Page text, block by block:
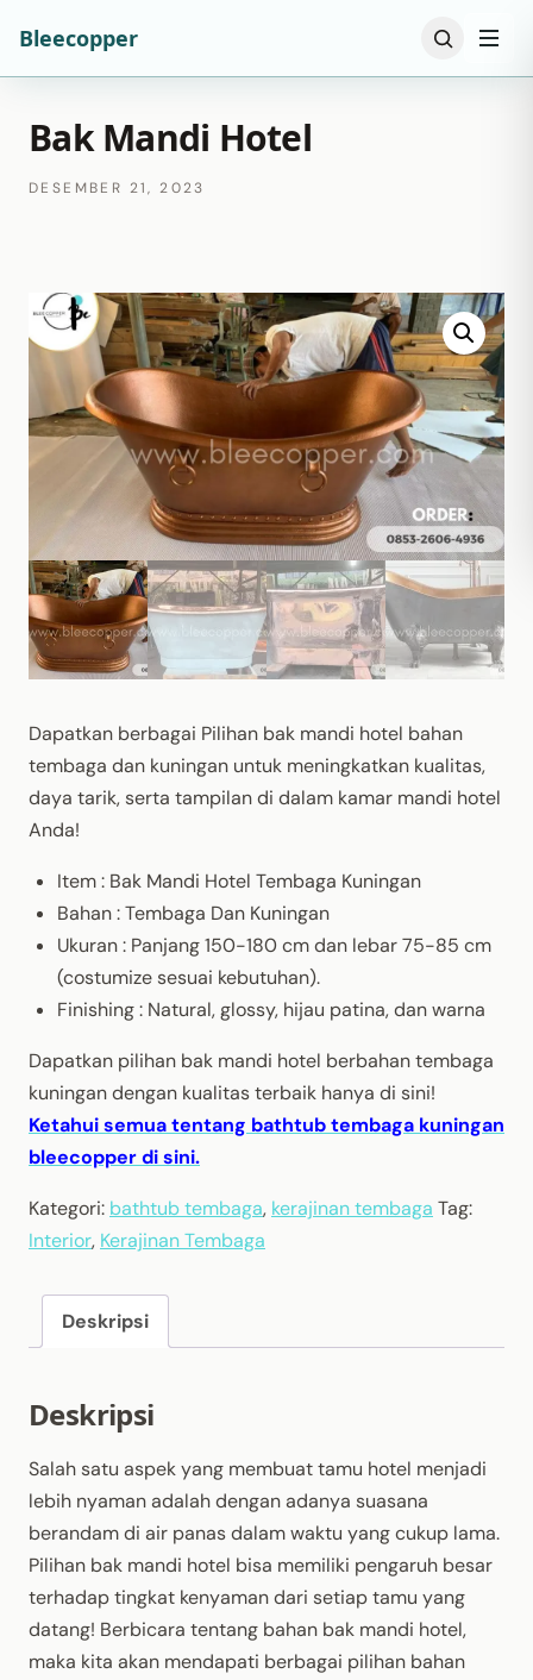
Bleecopper
Bak Mandi Hotel
DESEMBER 21, 2023
Dapatkan berbagai Pilihan bak mandi hotel bahan
tembaga dan kuningan untuk meningkatkan kualitas,
daya tarik, serta tampilan di dalam kamar mandi hotel
Anda!
Item : Bak Mandi Hotel Tembaga Kuningan
Bahan : Tembaga Dan Kuningan
Ukuran : Panjang 150-180 cm dan lebar 75-85 cm
(costumize sesuai kebutuhan).
Finishing : Natural, glossy, hijau patina, dan warna
Dapatkan pilihan bak mandi hotel berbahan tembaga
kuningan dengan kualitas terbaik hanya di sini!
Ketahui semua tentang bathtub tembaga kuningan
bleecopper di sini.
Kategori: bathtub tembaga, kerajinan tembaga Tag:
Interior, Kerajinan Tembaga
Deskripsi
Deskripsi
Salah satu aspek yang membuat tamu hotel menjadi
lebih nyaman adalah dengan adanya suasana
berandam di air panas dalam waktu yang cukup lama.
Pilihan bak mandi hotel bisa memiliki pengaruh besar
terhadap tingkat kenyaman dari setiap tamu yang
datang! Berbicara tentang bahan bak mandi hotel,
maka kita akan mendapati berbagai pilihan bahan